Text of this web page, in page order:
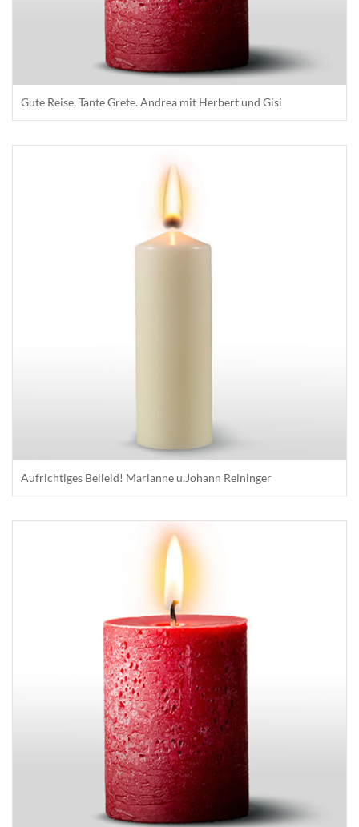
Gute Reise, Tante Grete. Andrea mit Herbert und Gisi
Aufrichtiges Beileid! Marianne u.Johann Reininger